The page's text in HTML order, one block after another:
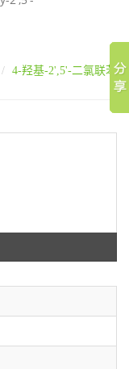
4-羟基-2',5'-二氯联苯